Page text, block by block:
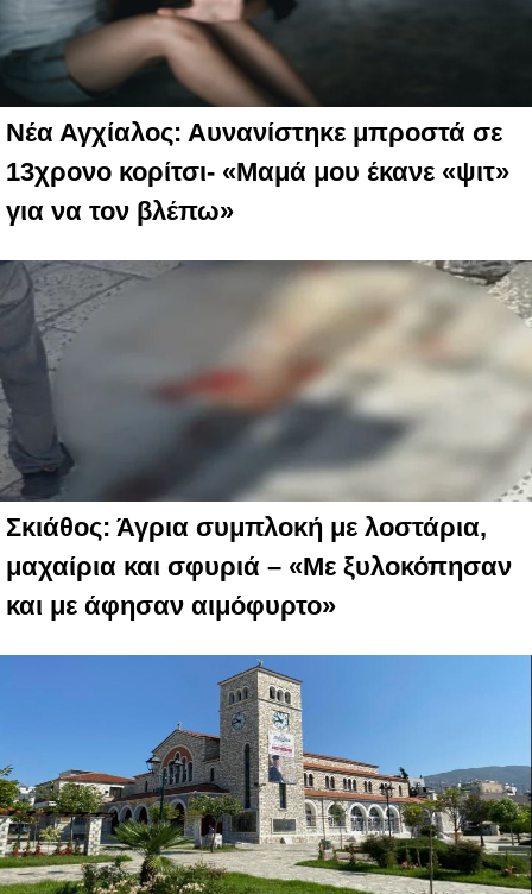
Νέα Αγχίαλος: Αυνανίστηκε μπροστά σε
13χρονο κορίτσι- «Μαμά μου έκανε «ψιτ»
για να τον βλέπω»
Σκιάθος: Άγρια συμπλοκή με λοστάρια,
μαχαίρια και σφυριά – «Με ξυλοκόπησαν
και με άφησαν αιμόφυρτο»